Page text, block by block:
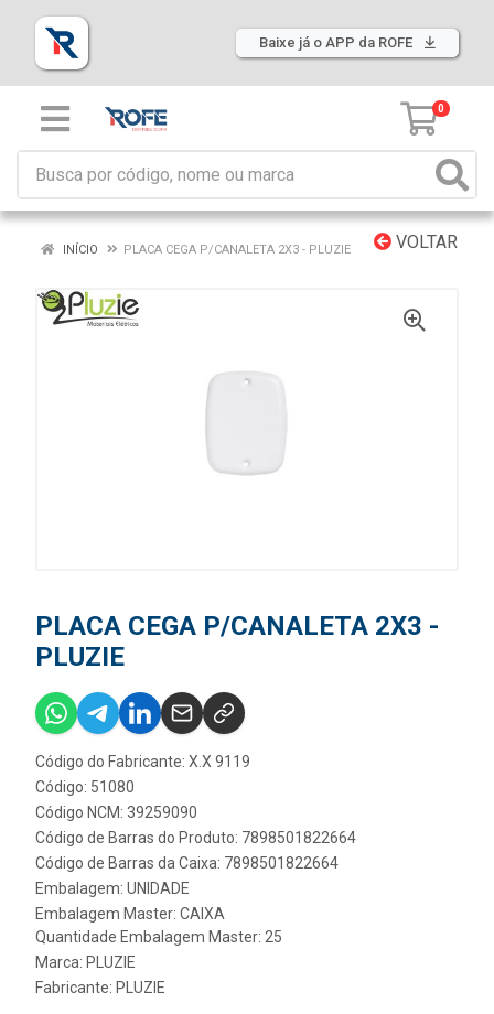
Baixe já o APP da ROFE
0
VOLTAR
INÍCIO PLACA CEGA P/CANALETA 2X3 - PLUZIE
PLACA CEGA P/CANALETA 2X3 -
PLUZIE
Código do Fabricante: X.X 9119
Código: 51080
Código NCM: 39259090
Código de Barras do Produto: 7898501822664
Código de Barras da Caixa: 7898501822664
Embalagem: UNIDADE
Embalagem Master: CAIXA
Quantidade Embalagem Master: 25
Marca: PLUZIE
Fabricante: PLUZIE